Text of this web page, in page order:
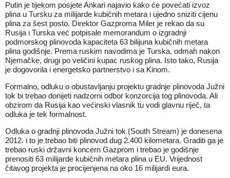
Putin je tijekom posjete Ankari najavio kako će povećati izvoz
plina u Tursku za milijarde kubičnih metara i ujedno sniziti cijenu
plina za šest posto. Direktor Gazproma Miler je rekao da su
Rusija i Turska već potpisale memorandum o izgradnji
podmorskog plinovoda kapaciteta 63 bilijuna kubičnih metara
plina godišnje. Prema ruskim navodima je Turska, odmah nakon
Njemačke, drugi po veličini kupac ruskog plina. Isto tako, Rusija
je dogovorila i energetsko partnerstvo i sa Kinom.
Formalno, odluku o obustavljanju projektu gradnje plinovoda Južni
tok bi trebao donijeti nadzorni odbor konzorcija tog plinovoda. Ali
obzirom da Rusija kao većinski vlasnik tu vodi glavnu riječ, ta
odluka je tek formalnost.
Odluka o gradnji plinovoda Južni tok (South Stream) je donesena
2012. i to je trebao biti plinovod dug 2.400 kilometara. Graditi ga je
trebao ruski državni koncern Gazprom i trebao je godišnje
prenositi 63 milijarde kubičnih metara plina u EU. Vrijednost
čitavog projekta je procijenjena na oko 16 milijardi eura.